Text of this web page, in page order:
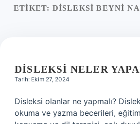
Yasal Uyarı
ETIKET: DISLEKSI BEYNI
DISLEKSI NELER
Tarih: Ekim 27, 2024
Disleksi olanlar ne yapmalı?
okuma ve yazma becerileri,